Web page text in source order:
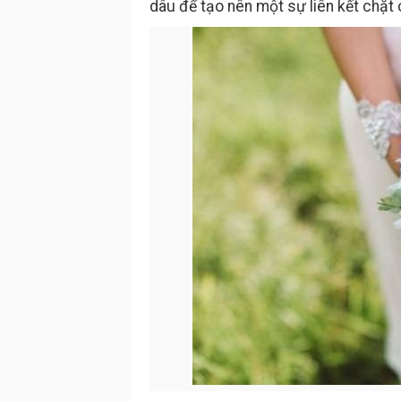
dâu để tạo nên một sự liên kết chặt